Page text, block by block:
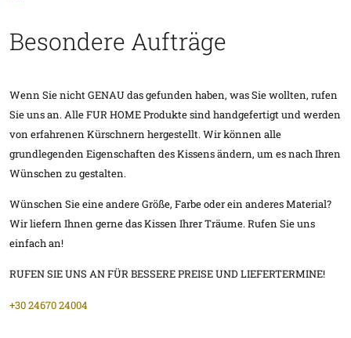
Besondere Aufträge
Wenn Sie nicht GENAU das gefunden haben, was Sie wollten, rufen
Sie uns an. Alle FUR HOME Produkte sind handgefertigt und werden
von erfahrenen Kürschnern hergestellt. Wir können alle
grundlegenden Eigenschaften des Kissens ändern, um es nach Ihren
Wünschen zu gestalten.
Wünschen Sie eine andere Größe, Farbe oder ein anderes Material?
Wir liefern Ihnen gerne das Kissen Ihrer Träume. Rufen Sie uns
einfach an!
RUFEN SIE UNS AN FÜR BESSERE PREISE UND LIEFERTERMINE!
+30 24670 24004